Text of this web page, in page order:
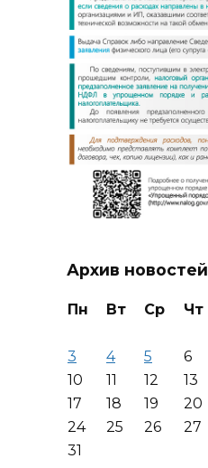
Архив новостей
Пн Вт Ср Чт
3
4 5 6
10
11 12 13
17
18 19 20
24
25 26 27
31